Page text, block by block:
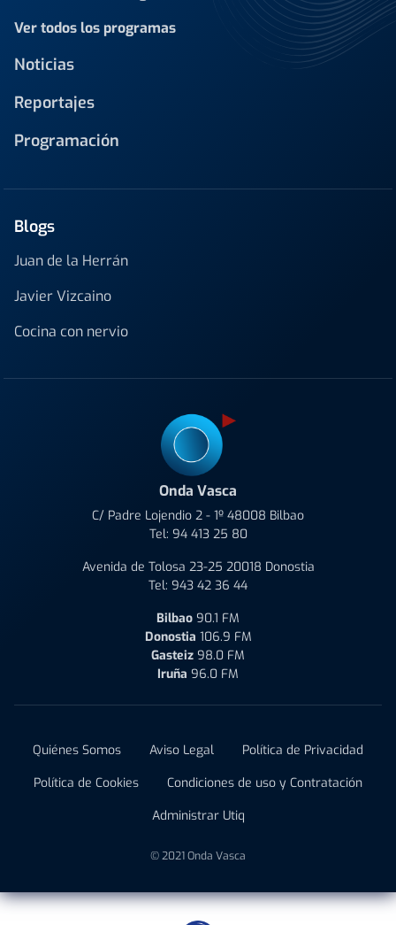
Ver todos los programas
Noticias
Reportajes
Programación
Blogs
Juan de la Herrán
Javier Vizcaino
Cocina con nervio
Onda Vasca
C/ Padre Lojendio 2 - 1º 48008 Bilbao
Tel: 94 413 25 80
Avenida de Tolosa 23-25 20018 Donostia
Tel: 943 42 36 44
Bilbao 90.1 FM
Donostia 106.9 FM
Gasteiz 98.0 FM
Iruña 96.0 FM
Quiénes Somos Aviso Legal
Política de Privacidad
Política de Cookies
Condiciones de uso y Contratación
Administrar Utiq
© 2021 Onda Vasca